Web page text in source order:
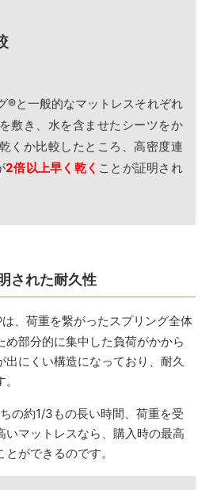
®と一般的なマットレスそれぞれ
敷き、水を含ませたシーツをか
くか比較したところ、高密度連
2倍以上早く乾く ことが証明され
された耐久性
は、荷重を繋がったスプリング全体
め部分的に集中した負荷がかから
にくい構造になっており、耐久
の約1/3もの長い時間、荷重を受
いマットレスなら、購入時の最高
ができるのです。